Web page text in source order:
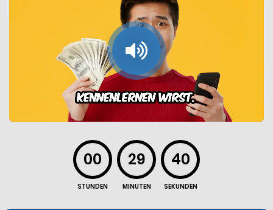
00
STUNDEN
29
MINUTEN
40
SEKUNDEN